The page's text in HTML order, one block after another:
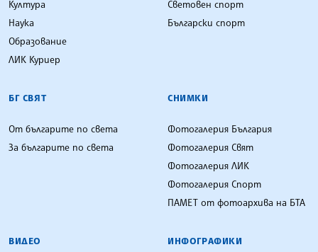
Култура
Наука
Образование
ЛИК Куриер
Световен спорт
Български спорт
БГ СВЯТ
От българите по света
За българите по света
СНИМКИ
Фотогалерия България
Фотогалерия Свят
Фотогалерия ЛИК
Фотогалерия Спорт
ПАМЕТ от фотоархива на БТА
ВИДЕО ИНФОГРАФИКИ